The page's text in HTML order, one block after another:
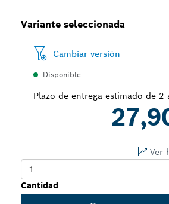
Variante seleccionada
Cambiar versión
Disponible
Plazo de entrega estimado de 2
Ver
Cantidad